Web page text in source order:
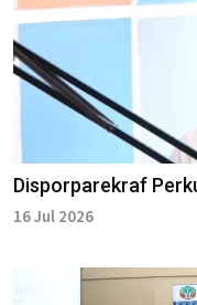
Disporparekraf
16 Jul 2026